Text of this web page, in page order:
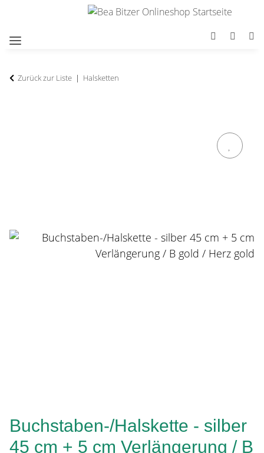
Zurück zur Liste Halsketten
Buchstaben-/Halskette - silber
45 cm + 5 cm Verlängerung / B